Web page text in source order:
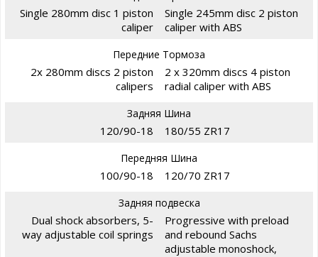
Single 280mm disc 1 piston
caliper
Single 245mm disc 2 piston
caliper with ABS
Передние Тормоза
2x 280mm discs 2 piston
calipers
2 x 320mm discs 4 piston
radial caliper with ABS
Задняя Шина
120/90-18 180/55 ZR17
Передняя Шина
100/90-18 120/70 ZR17
Задняя подвеска
Dual shock absorbers, 5-
way adjustable coil springs
Progressive with preload
and rebound Sachs
adjustable monoshock,